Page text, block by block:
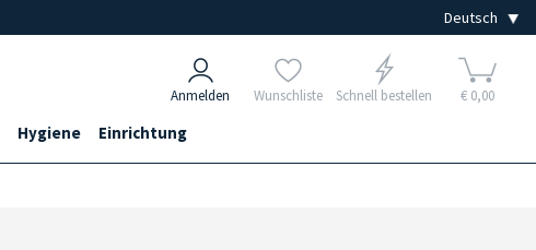
Anmelden Wunschliste Schnell bestellen € 0,00
Hygiene Einrichtung